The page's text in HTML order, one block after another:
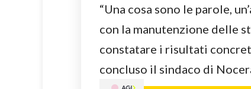
“Una cosa sono le parole,
con la manutenzione delle
constatare i risultati
concluso il sindaco di